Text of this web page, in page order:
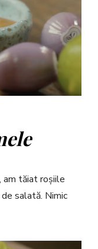
am tăiat roșiile
salată. Nimic